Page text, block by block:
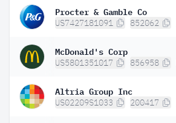
Procter & Gamble Co
US7427181091 852062
McDonald's Corp
US5801351017 856958
Altria Group Inc
US02209S1033 200417